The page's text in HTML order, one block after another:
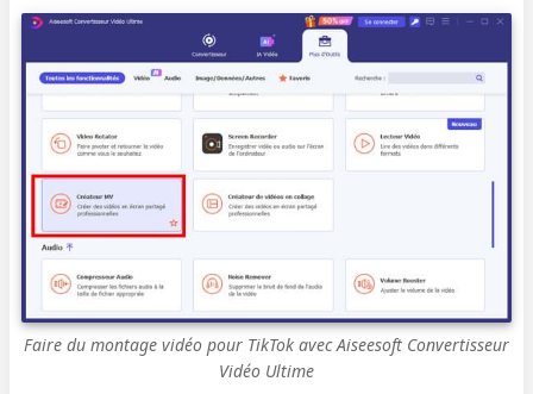
Faire du montage vidéo pour TikTok avec Aiseesoft Convertisseur
Vidéo Ultime